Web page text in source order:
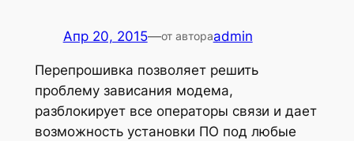
Апр 20, 2015—от автораadmin
Перепрошивка позволяет решить
проблему зависания модема,
разблокирует все операторы связи и дает
возможность установки ПО под любые